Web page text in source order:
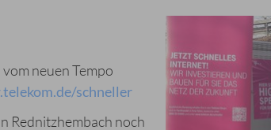
neuen Tempo
schneller
Rednitzhembach noch